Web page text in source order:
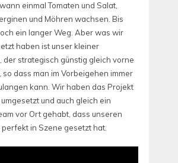
einmal Tomaten und Salat,
und Möhren wachsen. Bis
ein langer Weg. Aber was wir
haben ist unser kleiner
der strategisch günstig gleich vorne
so dass man im Vorbeigehen immer
kann. Wir haben das Projekt
umgesetzt und auch gleich ein
vor Ort gehabt, dass unseren
in Szene gesetzt hat.